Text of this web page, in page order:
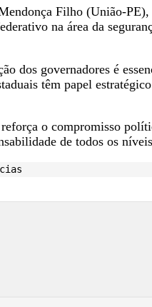
Filho (União-
na área da
dos governadores é
têm papel
o compromisso
de todos os